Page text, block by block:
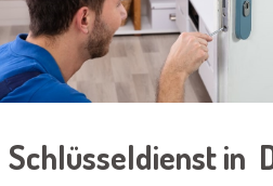
Schlüsseldienst in